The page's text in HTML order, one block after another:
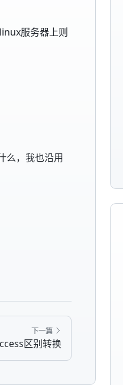
服务器上则
么，我也沿用
下一篇
区别转换